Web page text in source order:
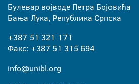
Булевар војводе Петра Бојовића
Бања Лука, Република Српска
+387 51 321 171
Факс: +387 51 315 694
info@unibl.org